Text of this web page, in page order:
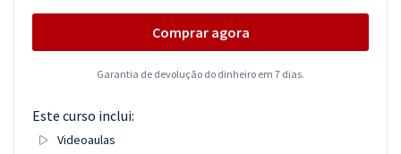
Comprar agora
Garantia de devolução do dinheiro em 7 dias.
Este curso inclui:
Videoaulas